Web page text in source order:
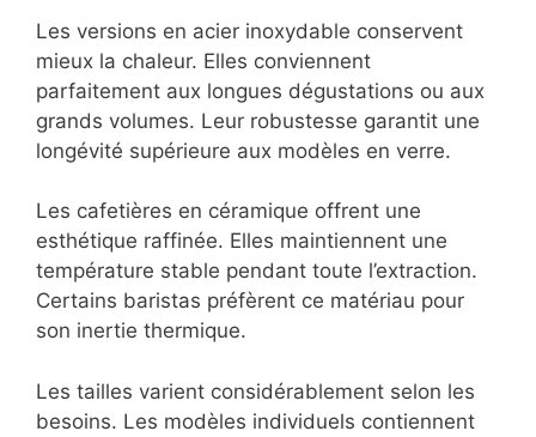
Les versions en acier inoxydable conservent
mieux la chaleur. Elles conviennent
parfaitement aux longues dégustations ou aux
grands volumes. Leur robustesse garantit une
longévité supérieure aux modèles en verre.
Les cafetières en céramique offrent une
esthétique raffinée. Elles maintiennent une
température stable pendant toute l’extraction.
Certains baristas préfèrent ce matériau pour
son inertie thermique.
Les tailles varient considérablement selon les
besoins. Les modèles individuels contiennent